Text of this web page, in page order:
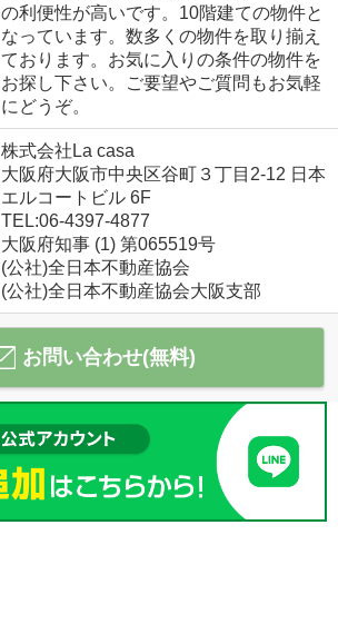
の利便性が高いです。10階建ての物件と
なっています。数多くの物件を取り揃え
ております。お気に入りの条件の物件を
お探し下さい。ご要望やご質問もお気軽
にどうぞ。
株式会社La casa
大阪府大阪市中央区谷町３丁目2-12 日本
エルコートビル 6F
TEL:06-4397-4877
大阪府知事 (1) 第065519号
(公社)全日本不動産協会
(公社)全日本不動産協会大阪支部
お問い合わせ(無料)